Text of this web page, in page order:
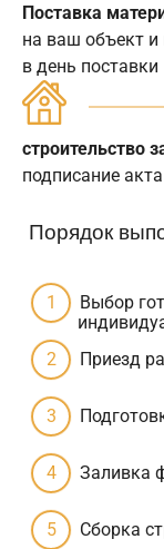
Поставка
на ваш объект и
в день поставки
строительство
подписание
Порядок
Выбор
Приезд
Заливка
Сборка